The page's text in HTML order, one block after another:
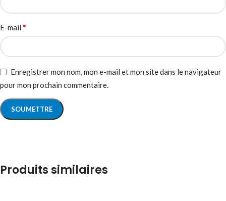
E-mail *
Enregistrer mon nom, mon e-mail et mon site dans le navigateur
pour mon prochain commentaire.
Produits similaires